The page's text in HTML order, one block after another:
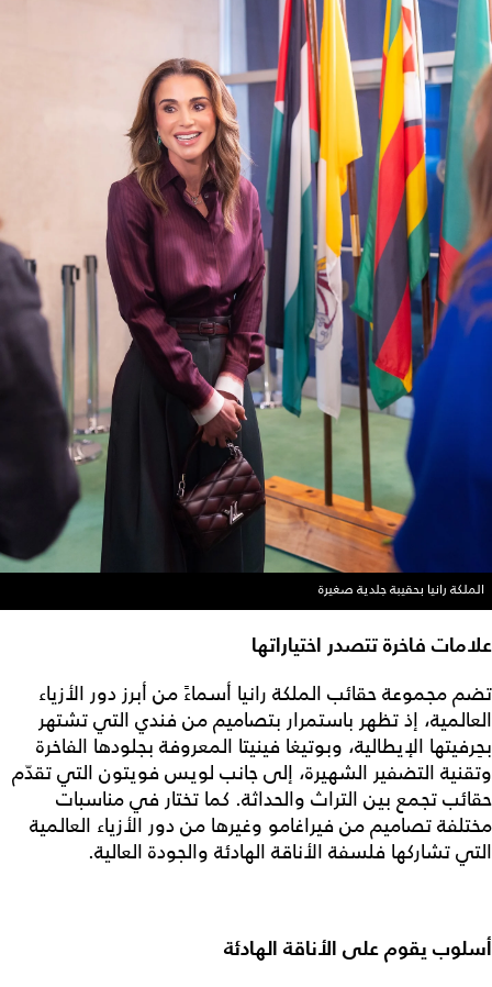
الملكة رانيا بحقيبة جلدية صغيرة
علامات فاخرة تتصدر اختياراتها
تضم مجموعة حقائب الملكة رانيا أسماءً من أبرز دور الأزياء
العالمية، إذ تظهر باستمرار بتصاميم من فندي التي تشتهر
بحِرفيتها الإيطالية، وبوتيغا فينيتا المعروفة بجلودها الفاخرة
وتقنية التضفير الشهيرة، إلى جانب لويس فويتون التي تقدّم
حقائب تجمع بين التراث والحداثة. كما تختار في مناسبات
مختلفة تصاميم من فيراغامو وغيرها من دور الأزياء العالمية
التي تشاركها فلسفة الأناقة الهادئة والجودة العالية.
أسلوب يقوم على الأناقة الهادئة